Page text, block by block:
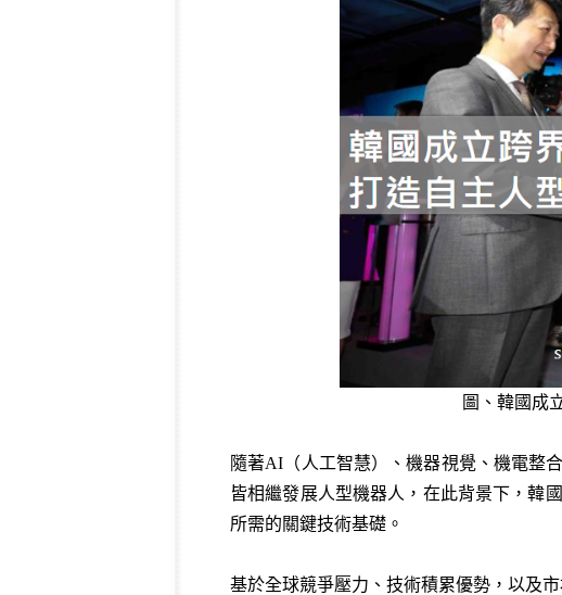
圖、韓國成
隨著AI （人工智慧）、機器視覺、機電整
皆相繼發展人型機器人，在此背景下，韓
所需的關鍵技術基礎。
基於全球競爭壓力、技術積累優勢，以及